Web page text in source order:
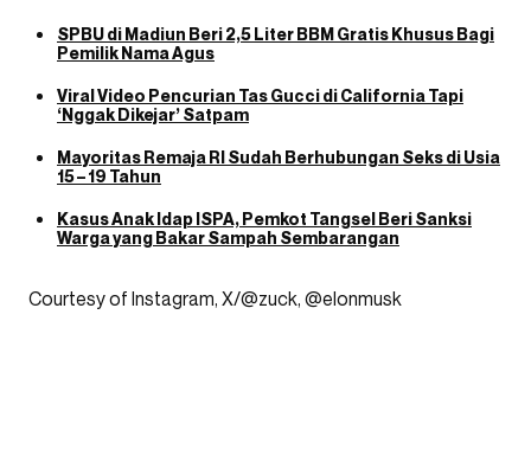
SPBU di Madiun Beri 2,5 Liter BBM Gratis Khusus Bagi
Pemilik Nama Agus
Viral Video Pencurian Tas Gucci di California Tapi
‘Nggak Dikejar’ Satpam
Mayoritas Remaja RI Sudah Berhubungan Seks di Usia
15 – 19 Tahun
Kasus Anak Idap ISPA, Pemkot Tangsel Beri Sanksi
Warga yang Bakar Sampah Sembarangan
Courtesy of Instagram, X/@zuck, @elonmusk